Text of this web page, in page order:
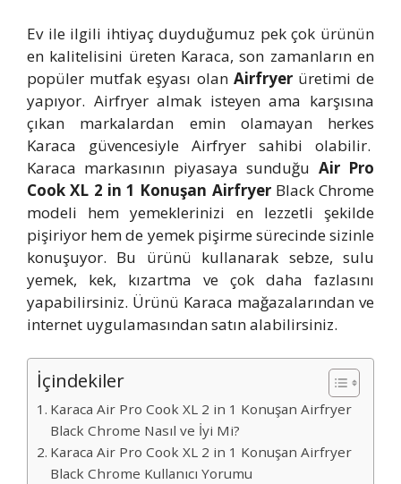
Ev ile ilgili ihtiyaç duyduğumuz pek çok ürünün
en kalitelisini üreten Karaca, son zamanların en
popüler mutfak eşyası olan Airfryerüretimi de
yapıyor. Airfryer almak isteyen ama karşısına
çıkan markalardan emin olamayan herkes
Karaca güvencesiyle Airfryer sahibi olabilir.
Karaca markasının piyasaya sunduğu Air Pro
Cook XL 2 in 1 Konuşan AirfryerBlack Chrome
modeli hem yemeklerinizi en lezzetli şekilde
pişiriyor hem de yemek pişirme sürecinde sizinle
konuşuyor. Bu ürünü kullanarak sebze, sulu
yemek, kek, kızartma ve çok daha fazlasını
yapabilirsiniz. Ürünü Karaca mağazalarından ve
internet uygulamasından satın alabilirsiniz.
İçindekiler
Karaca Air Pro Cook XL 2 in 1 Konuşan Airfryer
Black Chrome Nasıl ve İyi Mi?
Karaca Air Pro Cook XL 2 in 1 Konuşan Airfryer
Black Chrome Kullanıcı Yorumu